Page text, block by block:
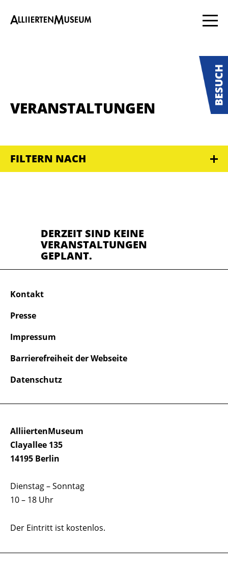
VERANSTALTUNGEN
FILTERN NACH
DERZEIT SIND KEINE
VERANSTALTUNGEN
GEPLANT.
AlliiertenMuseum
Clayallee 135
14195 Berlin
Dienstag – Sonntag
10 – 18 Uhr
Der Eintritt ist kostenlos.
Kontakt
Presse
Impressum
Barrierefreiheit der Webseite
Datenschutz